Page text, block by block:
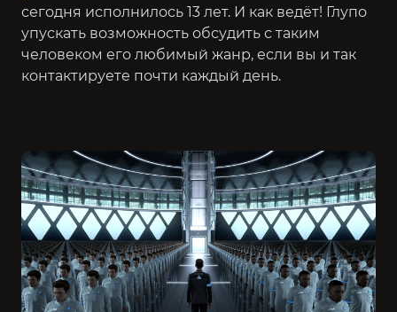
сегодня исполнилось 13 лет. И как ведёт! Глупо
упускать возможность обсудить с таким
человеком его любимый жанр, если вы и так
контактируете почти каждый день.